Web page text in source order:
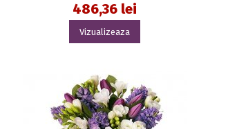
486,36 lei
Vizualizeaza